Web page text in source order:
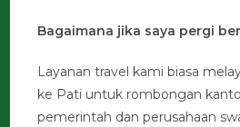
Bagaimana jika saya pergi
Layanan travel kami biasa
ke Pati untuk rombongan
pemerintah dan perusahaan